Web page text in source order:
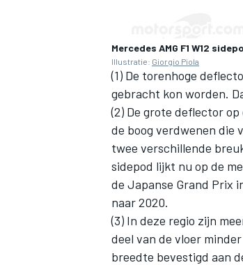
Mercedes AMG F1 W12
Illustratie: Giorgio Piola
(1) De torenhoge
gebracht kon worden.
(2) De grote deflector
de boog verdwenen die
twee verschillende
sidepod lijkt nu op de
de Japanse Grand Prix
naar 2020.
(3) In deze regio zijn
deel van de vloer
breedte bevestigd aan